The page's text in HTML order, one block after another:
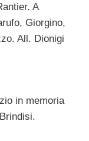
A
Giorgino,
All. Dionigi
in memoria